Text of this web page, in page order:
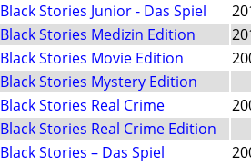
Black Stories Junior - Das Spiel
Black Stories Medizin Edition
Black Stories Movie Edition
Black Stories Mystery Edition
Black Stories Real Crime
Black Stories Real Crime Edition
Black Stories – Das Spiel